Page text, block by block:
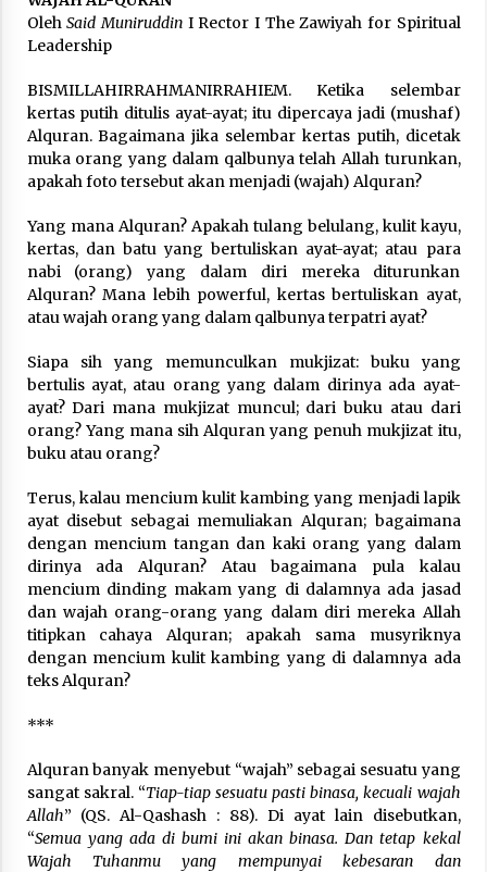
3 months ago
3 months ago
Said Muniruddin Latih Mental dan Spiritual 80
Siswa YPHC
Said Muniruddin Beri Pelatihan dan Motivasi
untuk 179 Guru Diniyah Disdikbud Kota Banda
Aceh
4 months ago
SELVi: Sebuah Model Motivasi dalam
Kepemimpinan Bisnis
4 months ago
Eksistensi Iran dalam Tiga Ayat: Memahami
Nubuwwat
4 months ago
OlehSaid MuniruddinI Rector I The Zawiyah for Spiritual
Leadership
BISMILLAHIRRAHMANIRRAHIEM. Ketika selembar
kertas putih ditulis ayat-ayat; itu dipercaya jadi (mushaf)
Alquran. Bagaimana jika selembar kertas putih, dicetak
muka orang yang dalam qalbunya telah Allah turunkan,
apakah foto tersebut akan menjadi (wajah) Alquran?
Yang mana Alquran? Apakah tulang belulang, kulit kayu,
kertas, dan batu yang bertuliskan ayat-ayat; atau para
nabi (orang) yang dalam diri mereka diturunkan
Alquran? Mana lebih powerful, kertas bertuliskan ayat,
atau wajah orang yang dalam qalbunya terpatri ayat?
Siapa sih yang memunculkan mukjizat: buku yang
bertulis ayat, atau orang yang dalam dirinya ada ayat-
ayat? Dari mana mukjizat muncul; dari buku atau dari
orang? Yang mana sih Alquran yang penuh mukjizat itu,
buku atau orang?
Terus, kalau mencium kulit kambing yang menjadi lapik
ayat disebut sebagai memuliakan Alquran; bagaimana
dengan mencium tangan dan kaki orang yang dalam
dirinya ada Alquran? Atau bagaimana pula kalau
mencium dinding makam yang di dalamnya ada jasad
dan wajah orang-orang yang dalam diri mereka Allah
titipkan cahaya Alquran; apakah sama musyriknya
dengan mencium kulit kambing yang di dalamnya ada
teks Alquran?
***
Alquran banyak menyebut “wajah” sebagai sesuatu yang
sangat sakral. “Tiap-tiap sesuatu pasti binasa, kecuali wajah
Allah” (QS. Al-Qashash : 88). Di ayat lain disebutkan,
“Semua yang ada di bumi ini akan binasa. Dan tetap kekal
Wajah Tuhanmu yang mempunyai kebesaran dan